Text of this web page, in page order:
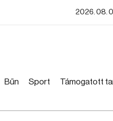
2026. 08.
Bűn Sport Támogatott